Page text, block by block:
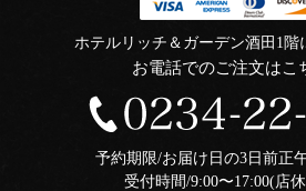
ホテルリッチ＆ガーデン酒田1階
お電話でのご注文はこ
予約期限/お届け日の3日前正
受付時間/9:00〜17:00(店